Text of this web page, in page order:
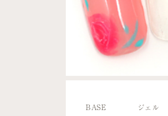
BASE
ジェル